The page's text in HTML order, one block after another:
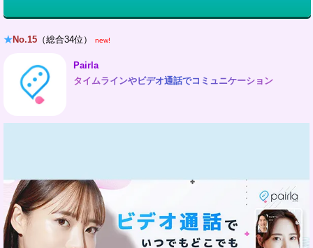
★No.15 （総合34位） new!
Pairla
タイムラインやビデオ通話でコミュニケーション